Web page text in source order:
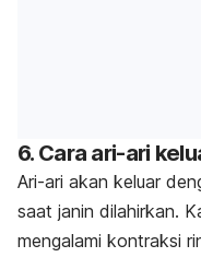
6. Cara ari-ari
Ari-ari akan keluar
saat janin dilahirkan.
mengalami kontraksi